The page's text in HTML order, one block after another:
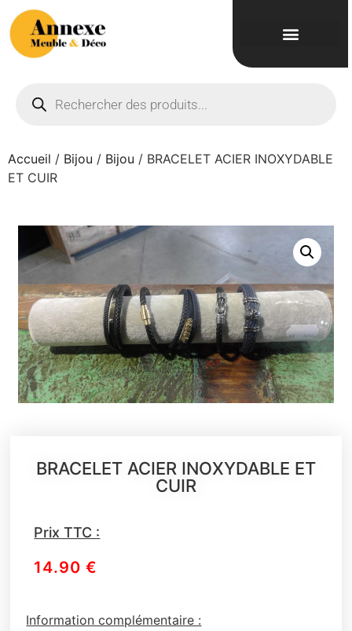
Accueil / Bijou / Bijou / BRACELET ACIER INOXYDABLE
ET CUIR
BRACELET ACIER INOXYDABLE ET
CUIR
Prix TTC :
14.90€
Information complémentaire :